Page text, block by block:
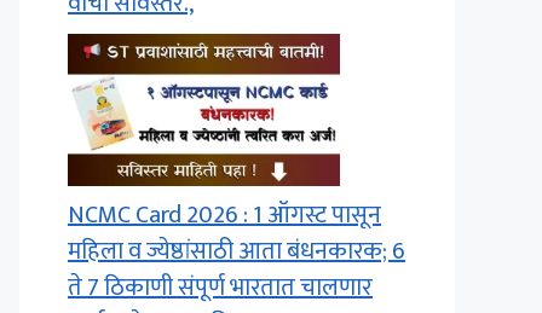
NCMC Card 2026 : 1 ऑगस्ट पासून
महिला व ज्येष्ठांसाठी आता बंधनकारक; 6
ते 7 ठिकाणी संपूर्ण भारतात चालणार